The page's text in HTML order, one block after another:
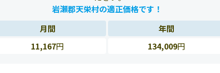
岩瀬郡天栄村の適正価格です！
月間
年間
11,167円 134,009円